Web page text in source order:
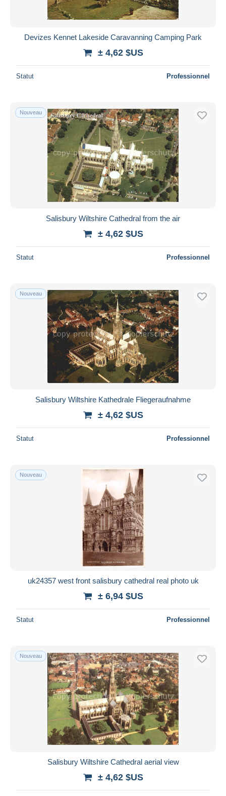
Devizes Kennet Lakeside Caravanning Camping Park
± 4,62 $US
Statut Professionnel
Nouveau
Salisbury Wiltshire Cathedral from the air
± 4,62 $US
Statut Professionnel
Nouveau
Salisbury Wiltshire Kathedrale Fliegeraufnahme
± 4,62 $US
Statut Professionnel
Nouveau
uk24357 west front salisbury cathedral real photo uk
± 6,94 $US
Statut Professionnel
Nouveau
Salisbury Wiltshire Cathedral aerial view
± 4,62 $US